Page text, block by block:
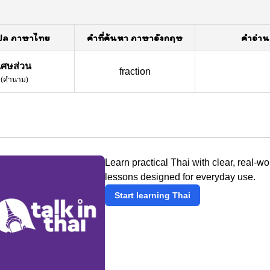
ภาษาไทย คำที่ค้นหา ภาษาอังกฤษ คำอ่าน
ศษส่วน
(คำนาม)
fraction
Learn practical Thai with clear, real-
lessons designed for everyday use.
Start learning Thai